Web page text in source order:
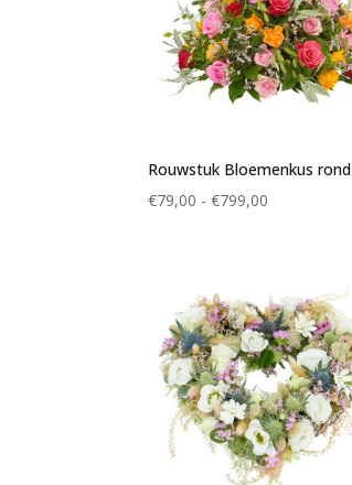
Rouwstuk Bloemenkus rond
€79,00 - €799,00